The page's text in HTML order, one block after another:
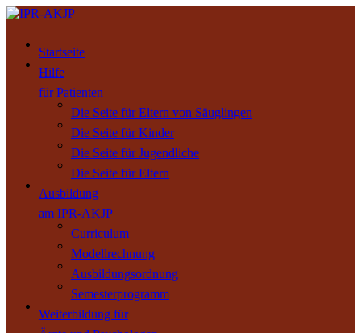
Startseite
Hilfe
für Patienten
Die Seite für Eltern von Säuglingen
Die Seite für Kinder
Die Seite für Jugendliche
Die Seite für Eltern
Ausbildung
am IPR-AKJP
Curriculum
Modellrechnung
Ausbildungsordnung
Semesterprogramm
Weiterbildung für